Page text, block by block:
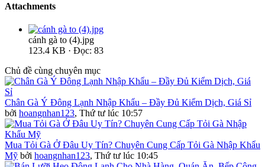
Attachments
cánh gà to (4).jpg
123.4 KB · Đọc: 83
Chủ đề cùng chuyên mục
Chân Gà Ý Đông Lạnh Nhập Khẩu – Đầy Đủ Kiểm Dịch, Giá Sỉ
bởi hoangnhan123, Thứ tư lúc 10:57
Mua Tỏi Gà Ở Đâu Uy Tín? Chuyên Cung Cấp Tỏi Gà Nhập Khẩu
Mỹ bởi hoangnhan123, Thứ tư lúc 10:45